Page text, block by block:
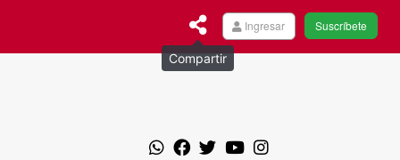
Suscríbete
Ingresar
Compartir